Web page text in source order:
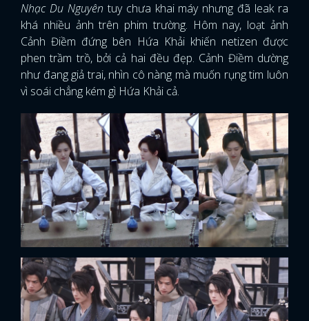
x
ĐĂNG NHẬP
Nhạc Du Nguyên tuy chưa khai máy nhưng đã leak ra
khá nhiều ảnh trên phim trường. Hôm nay, loạt ảnh
Cảnh Điềm đứng bên Hứa Khải khiến netizen được
phen trầm trồ, bởi cả hai đều đẹp. Cảnh Điềm dường
như đang giả trai, nhìn cô nàng mà muốn rụng tim luôn
vì soái chẳng kém gì Hứa Khải cả.